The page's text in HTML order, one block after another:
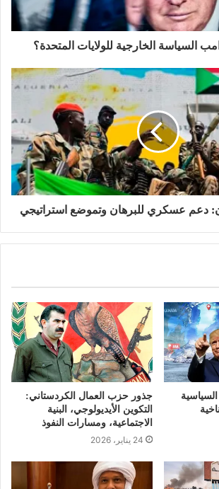
السياسة الخارجية للولايات المتحدة؟
دعم عسكري للبرهان وتموضع استراتيجي
السياسية
جذور حزب العمال الكردستاني:
التكوين الأيديولوجي، البنية
الاجتماعية، ومسارات النفوذ
24 يناير، 2026